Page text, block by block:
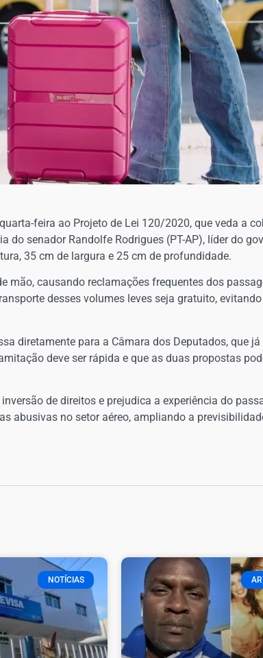
feira ao Projeto de Lei 120/2020, que veda a
senador Randolfe Rodrigues (PT-AP), líder do
35 cm de largura e 25 cm de profundidade.
mão, causando reclamações frequentes dos
desses volumes leves seja gratuito,
diretamente para a Câmara dos Deputados, que
deve ser rápida e que as duas propostas
de direitos e prejudica a experiência do
abusivas no setor aéreo, ampliando a
NOTÍCIAS